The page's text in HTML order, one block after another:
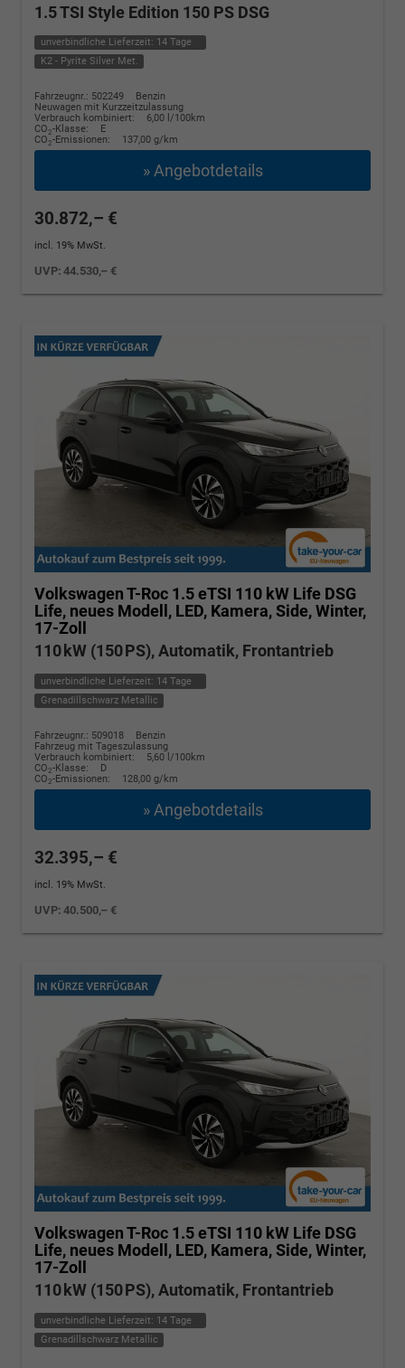
1.5 TSI Style Edition 150 PS DSG
unverbindliche Lieferzeit: 14 Tage
K2 - Pyrite Silver Met.
Fahrzeugnr.: 502249
Benzin
Neuwagen mit Kurzzeitzulassung
Verbrauch kombiniert:
6,00 l/100km
CO2-Klasse:
E
CO2-Emissionen: 137,00 g/km
» Angebotdetails
30.872,– €
incl. 19% MwSt.
UVP:44.530,– €
Volkswagen T-Roc 1.5 eTSI 110 kW Life DSG
Life, neues Modell, LED, Kamera, Side, Winter,
17-Zoll
110 kW (150 PS), Automatik, Frontantrieb
unverbindliche Lieferzeit: 14 Tage
Grenadillschwarz Metallic
Fahrzeugnr.: 509018
Benzin
Fahrzeug mit Tageszulassung
Verbrauch kombiniert:
5,60 l/100km
CO2-Klasse:
D
CO2-Emissionen: 128,00 g/km
» Angebotdetails
32.395,– €
incl. 19% MwSt.
UVP:40.500,– €
Volkswagen T-Roc 1.5 eTSI 110 kW Life DSG
Life, neues Modell, LED, Kamera, Side, Winter,
17-Zoll
110 kW (150 PS), Automatik, Frontantrieb
unverbindliche Lieferzeit: 14 Tage
Grenadillschwarz Metallic